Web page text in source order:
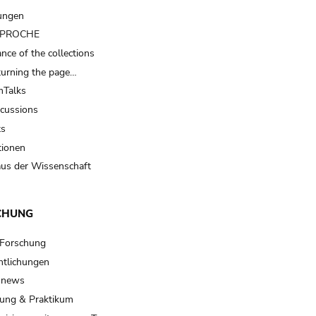
of the collections
the page…
der Wissenschaft
& Praktikum